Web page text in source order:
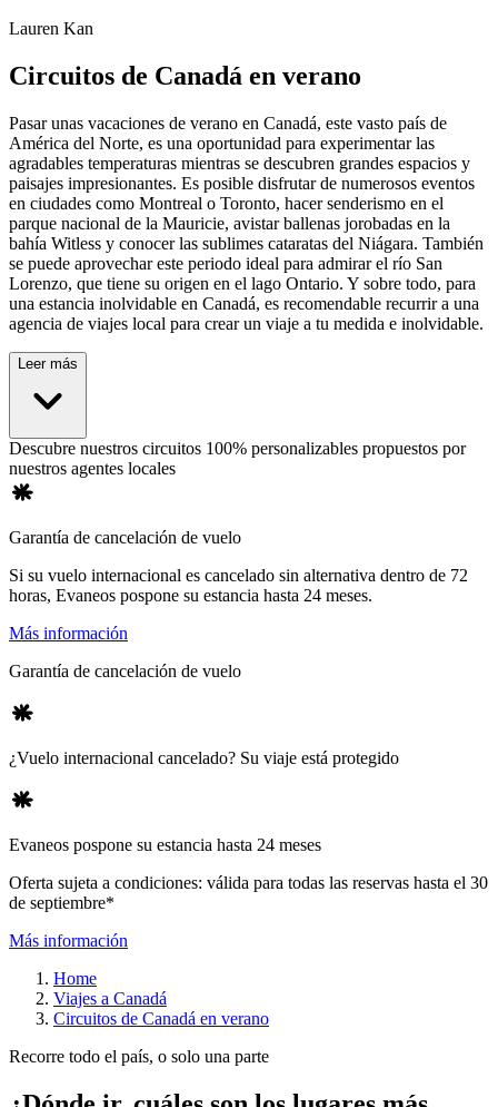
Lauren Kan
Circuitos de Canadá en verano
Pasar unas vacaciones de verano en Canadá, este vasto país de
América del Norte, es una oportunidad para experimentar las
agradables temperaturas mientras se descubren grandes espacios y
paisajes impresionantes. Es posible disfrutar de numerosos eventos
en ciudades como Montreal o Toronto, hacer senderismo en el
parque nacional de la Mauricie, avistar ballenas jorobadas en la
bahía Witless y conocer las sublimes cataratas del Niágara. También
se puede aprovechar este periodo ideal para admirar el río San
Lorenzo, que tiene su origen en el lago Ontario. Y sobre todo, para
una estancia inolvidable en Canadá, es recomendable recurrir a una
agencia de viajes local para crear un viaje a tu medida e inolvidable.
Leer más
Descubre nuestros circuitos 100% personalizables propuestos por
nuestros agentes locales
Garantía de cancelación de vuelo
Si su vuelo internacional es cancelado sin alternativa dentro de 72
horas, Evaneos pospone su estancia hasta 24 meses.
Más información
Garantía de cancelación de vuelo
¿Vuelo internacional cancelado? Su viaje está protegido
Evaneos pospone su estancia hasta 24 meses
Oferta sujeta a condiciones: válida para todas las reservas hasta el 30
de septiembre*
Más información
Home
Viajes a Canadá
Circuitos de Canadá en verano
Recorre todo el país, o solo una parte